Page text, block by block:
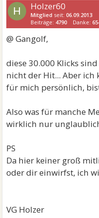
H Holzer60
Mitglied seit:06.09.2013
Beiträge: 4790 Danke:
@ Gangolf,
diese 30.000 Klicks
nicht der Hit... Aber
für mich persönlich,
Also was für manche
wirklich nur
PS
Da hier keiner groß
oder dir einwirfst, ich
VG Holzer